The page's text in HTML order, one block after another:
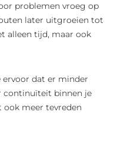
problemen vroeg op
later uitgroeien tot
alleen tijd, maar ook
dat er minder
continuïteit binnen je
meer tevreden